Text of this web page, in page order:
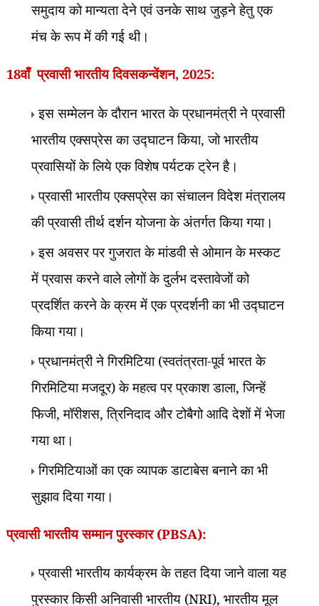
समुदाय को मान्यता देने एवं उनके साथ जुड़ने हेतु एक
मंच के रूप में की गई थी।
18वाँप्रवासी भारतीय दिवसकन्वेंशन, 2025:
इस सम्मेलन के दौरान भारत के प्रधानमंत्री ने प्रवासी
भारतीय एक्सप्रेस का उद्घाटन किया,जो भारतीय
प्रवासियों के लिये एक विशेष पर्यटक ट्रेन है।
प्रवासी भारतीय एक्सप्रेस का संचालन विदेश मंत्रालय
की प्रवासी तीर्थ दर्शन योजना के अंतर्गत किया गया।
इस अवसर पर गुजरात के मांडवी से ओमान के मस्कट
में प्रवास करने वाले लोगों के दुर्लभ दस्तावेजों को
प्रदर्शित करने के क्रम में एक प्रदर्शनी का भी उद्घाटन
किया गया।
प्रधानमंत्री ने गिरमिटिया (स्वतंत्रता-पूर्व भारत के
गिरमिटिया मजदूर) के महत्व पर प्रकाश डाला,जिन्हें
फिजी,मॉरीशस,त्रिनिदाद और टोबैगो आदि देशों में भेजा
गया था।
गिरमिटियाओं का एक व्यापक डाटाबेस बनाने का भी
सुझाव दिया गया।
प्रवासी भारतीय सम्मान पुरस्कार (PBSA):
प्रवासी भारतीय कार्यक्रम के तहत दिया जाने वाला यह
पुरस्कार किसी अनिवासी भारतीय (NRI), भारतीय मूल